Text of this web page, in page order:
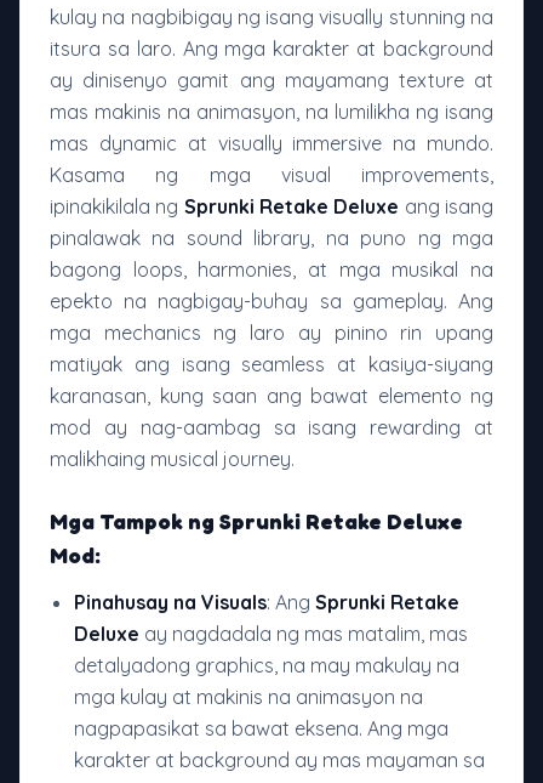
kulay na nagbibigay ng isang visually stunning na
itsura sa laro. Ang mga karakter at background
ay dinisenyo gamit ang mayamang texture at
mas makinis na animasyon, na lumilikha ng isang
mas dynamic at visually immersive na mundo.
Kasama ng mga visual improvements,
ipinakikilala ng Sprunki Retake Deluxe ang isang
pinalawak na sound library, na puno ng mga
bagong loops, harmonies, at mga musikal na
epekto na nagbigay-buhay sa gameplay. Ang
mga mechanics ng laro ay pinino rin upang
matiyak ang isang seamless at kasiya-siyang
karanasan, kung saan ang bawat elemento ng
mod ay nag-aambag sa isang rewarding at
malikhaing musical journey.
Mga Tampok ng Sprunki Retake Deluxe
Mod:
Pinahusay na Visuals: Ang Sprunki Retake
Deluxe ay nagdadala ng mas matalim, mas
detalyadong graphics, na may makulay na
mga kulay at makinis na animasyon na
nagpapasikat sa bawat eksena. Ang mga
karakter at background ay mas mayaman sa